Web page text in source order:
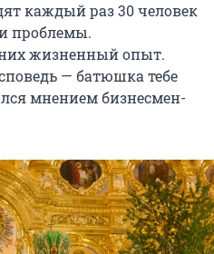
каждый раз 30 человек
проблемы.
них жизненный опыт.
— батюшка тебе
мнением бизнесмен-